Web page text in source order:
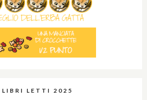
LIBRI LETTI 2025